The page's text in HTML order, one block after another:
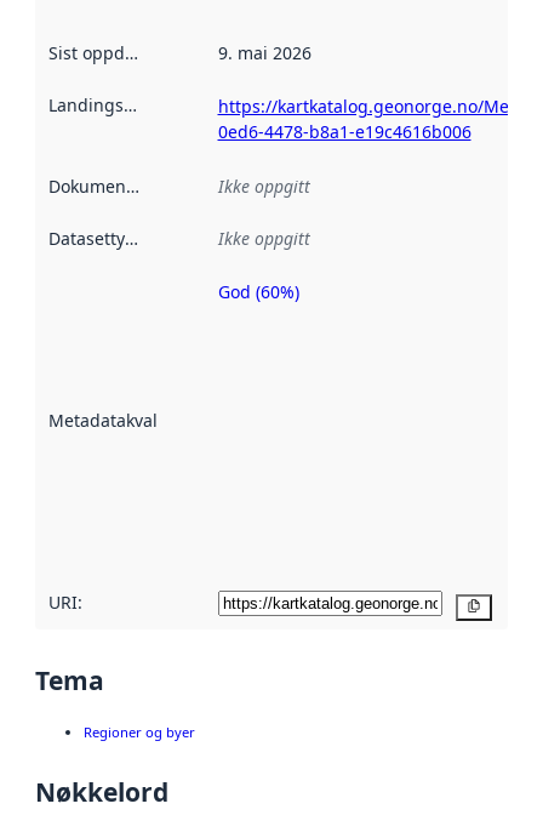
Sist oppdatert 9. mai 2026
Landingsside
https://kartkatalog.geonorge.no/
0ed6-4478-b8a1-e19c4616b006
Dokumentasjon Ikke oppgitt
Datasettype Ikke oppgitt
Metadatakvalitet
Metadatakvalitet
God (60%)
URI:
Tema
Regioner og byer
Nøkkelord